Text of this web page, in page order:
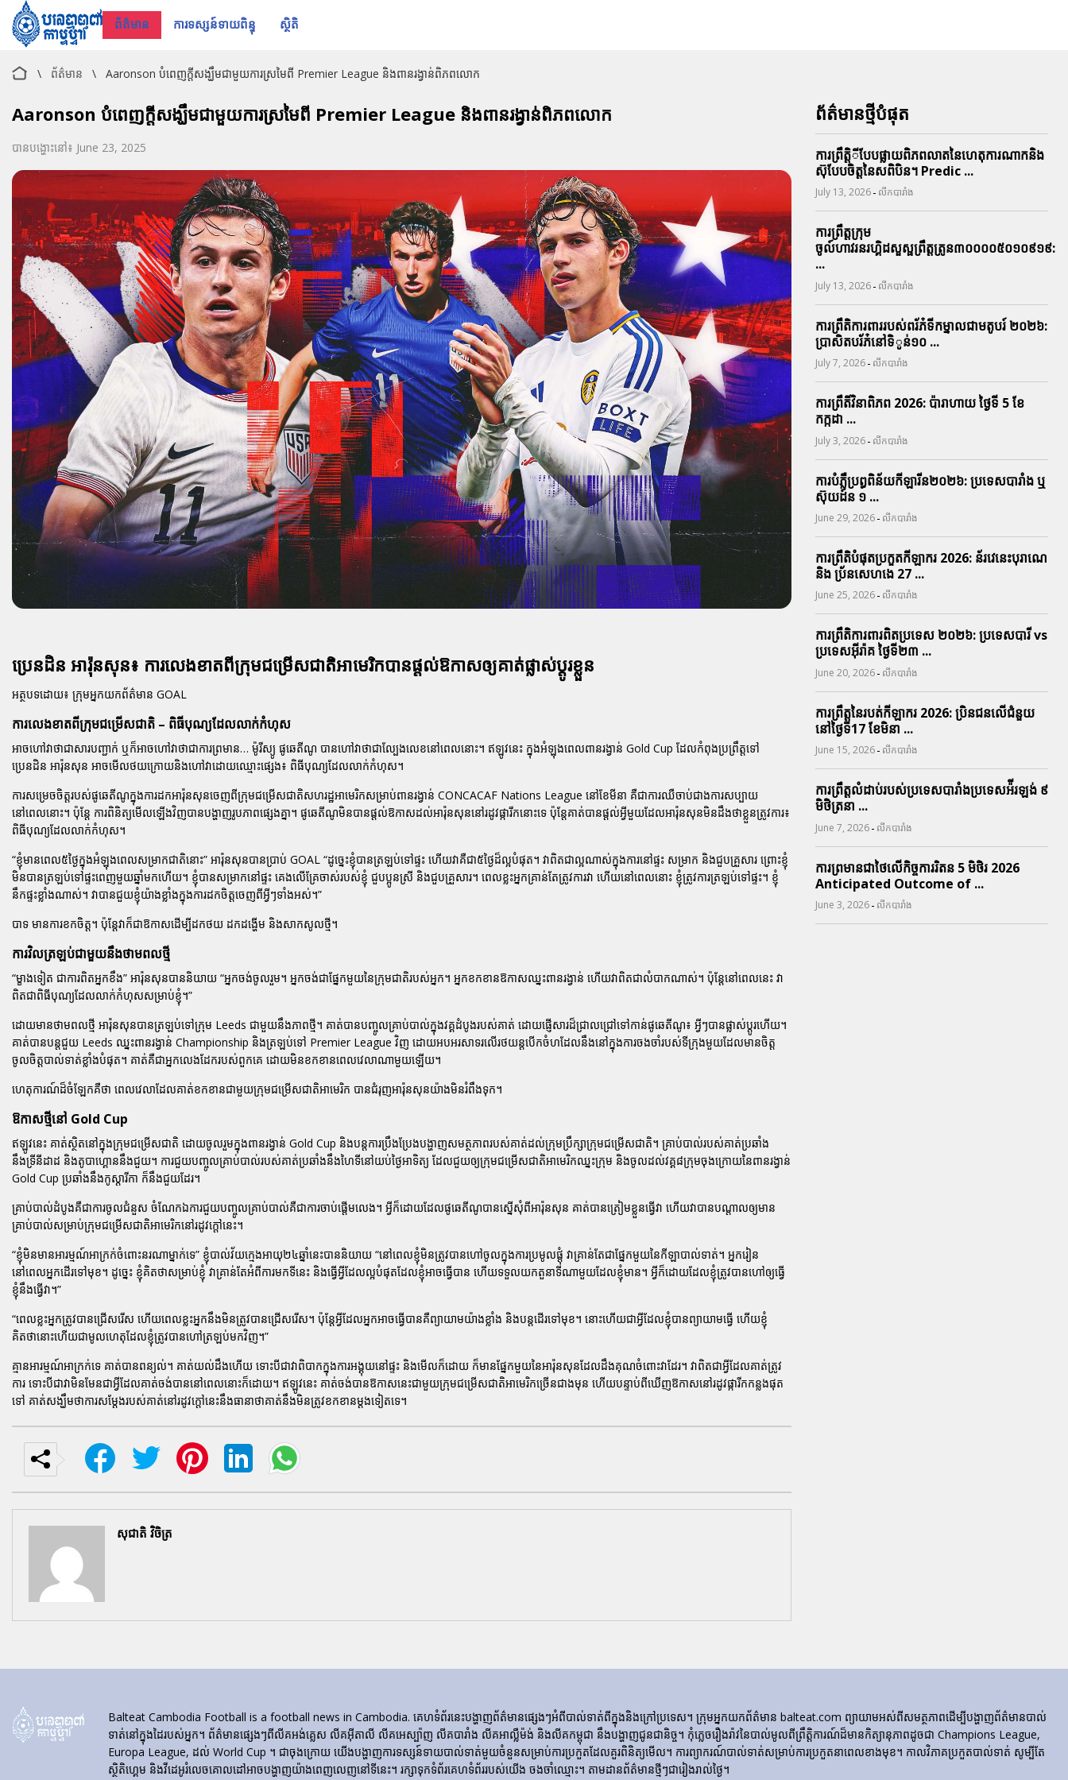
ព័ត៌មាន ការទស្សន៍ទាយពិន្ទុ ស្ថិតិ
\ ព័ត៌មាន \ Aaronson បំពេញក្តីសង្ឃឹមជាមួយការស្រមៃពី Premier League និងពានរង្វាន់ពិភពលោក
Aaronson បំពេញក្តីសង្ឃឹមជាមួយការស្រមៃពី Premier League និងពានរង្វាន់ពិភពលោក
បានបង្ហោះនៅ៖ June 23, 2025
ប្រេនដិន អារ៉ុនសុន៖ ការលេងខាតពីក្រុមជម្រើសជាតិអាមេរិកបានផ្តល់ឱកាសឲ្យគាត់ផ្លាស់ប្តូរខ្លួន
អត្ថបទដោយ៖ ក្រុមអ្នកយកព័ត៌មាន GOAL
ការលេងខាតពីក្រុមជម្រើសជាតិ – ពិធីបុណ្យដែលលាក់កំហុស
អាចហៅវាថាជាសារបញ្ជាក់ ឬក៏អាចហៅវាថាជាការព្រមាន… ម៉ូរីស្យូ ផូឆេតីណូ បានហៅវាថាជាល្បែងលេខនៅពេលនោះ។ ឥឡូវនេះ ក្នុងអំឡុងពេលពានរង្វាន់ Gold Cup ដែលកំពុងប្រព្រឹត្តទៅ
ប្រេនដិន អារ៉ុនសុន អាចមើលថយក្រោយនិងហៅវាដោយឈ្មោះផ្សេង៖ ពិធីបុណ្យដែលលាក់កំហុស។
ការសម្រេចចិត្តរបស់ផូឆេតីណូក្នុងការដកអារ៉ុនសុនចេញពីក្រុមជម្រើសជាតិសហរដ្ឋអាមេរិកសម្រាប់ពានរង្វាន់ CONCACAF Nations League នៅខែមីនា គឺជាការឈឺចាប់ជាងការសប្បាយ
នៅពេលនោះ។ ប៉ុន្តែ ការពិនិត្យមើលឡើងវិញបានបង្ហាញរូបភាពផ្សេងគ្នា។ ផូឆេតីណូមិនបានផ្តល់ឱកាសដល់អារ៉ុនសុននៅរដូវផ្ការីកនោះទេ ប៉ុន្តែគាត់បានផ្តល់អ្វីមួយដែលអារ៉ុនសុនមិនដឹងថាខ្លួនត្រូវការ៖
ពិធីបុណ្យដែលលាក់កំហុស។
“ខ្ញុំមានពេល៥ថ្ងៃក្នុងអំឡុងពេលសម្រាកជាតិនោះ” អារ៉ុនសុនបានប្រាប់ GOAL “ដូច្នេះខ្ញុំបានត្រឡប់ទៅផ្ទះ ហើយវាគឺជា៥ថ្ងៃដ៏ល្អបំផុត។ វាពិតជាល្អណាស់ក្នុងការនៅផ្ទះ សម្រាក និងជួបគ្រួសារ ព្រោះខ្ញុំ
មិនបានត្រឡប់ទៅផ្ទះពេញមួយឆ្នាំមកហើយ។ ខ្ញុំបានសម្រាកនៅផ្ទះ គេងលើគ្រែចាស់របស់ខ្ញុំ ជួបប្អូនស្រី និងជួបគ្រួសារ។ ពេលខ្លះអ្នកគ្រាន់តែត្រូវការវា ហើយនៅពេលនោះ ខ្ញុំត្រូវការត្រឡប់ទៅផ្ទះ។ ខ្ញុំ
នឹកផ្ទះខ្លាំងណាស់។ វាបានជួយខ្ញុំយ៉ាងខ្លាំងក្នុងការដកចិត្តចេញពីអ្វីៗទាំងអស់។”
បាទ មានការខកចិត្ត។ ប៉ុន្តែវាក៏ជាឱកាសដើម្បីដកថយ ដកដង្ហើម និងសាកសូលថ្មី។
ការវិលត្រឡប់ជាមួយនឹងថាមពលថ្មី
“ម្ខាងទៀត ជាការពិតអ្នកខឹង” អារ៉ុនសុនបាននិយាយ “អ្នកចង់ចូលរួម។ អ្នកចង់ជាផ្នែកមួយនៃក្រុមជាតិរបស់អ្នក។ អ្នកខកខានឱកាសឈ្នះពានរង្វាន់ ហើយវាពិតជាលំបាកណាស់។ ប៉ុន្តែនៅពេលនេះ វា
ពិតជាពិធីបុណ្យដែលលាក់កំហុសសម្រាប់ខ្ញុំ។”
ដោយមានថាមពលថ្មី អារ៉ុនសុនបានត្រឡប់ទៅក្រុម Leeds ជាមួយនឹងភាពថ្មី។ គាត់បានបញ្ចូលគ្រាប់បាល់ក្នុងវគ្គដំបូងរបស់គាត់ ដោយផ្ញើសារដ៏ជ្រាលជ្រៅទៅកាន់ផូឆេតីណូ៖ អ្វីៗបានផ្លាស់ប្តូរហើយ។
គាត់បានបន្តជួយ Leeds ឈ្នះពានរង្វាន់ Championship និងត្រឡប់ទៅ Premier League វិញ ដោយអបអរសាទរលើរថយន្តបើកចំហដែលនឹងនៅក្នុងការចងចាំរបស់ទីក្រុងមួយដែលមានចិត្ត
ចូលចិត្តបាល់ទាត់ខ្លាំងបំផុត។ គាត់គឺជាអ្នកលេងដែករបស់ពួកគេ ដោយមិនខកខានពេលវេលាណាមួយឡើយ។
ហេតុការណ៍ដ៏ចំឡែកគឺថា ពេលវេលាដែលគាត់ខកខានជាមួយក្រុមជម្រើសជាតិអាមេរិក បានជំរុញអារ៉ុនសុនយ៉ាងមិនរំពឹងទុក។
ឱកាសថ្មីនៅ Gold Cup
ឥឡូវនេះ គាត់ស្ថិតនៅក្នុងក្រុមជម្រើសជាតិ ដោយចូលរួមក្នុងពានរង្វាន់ Gold Cup និងបន្តការប្រឹងប្រែងបង្ហាញសមត្ថភាពរបស់គាត់ដល់ក្រុមប្រឹក្សាក្រុមជម្រើសជាតិ។ គ្រាប់បាល់របស់គាត់ប្រឆាំង
នឹងទ្រីនីដាដ និងតូបាហ្គោននឹងជួយ។ ការជួយបញ្ចូលគ្រាប់បាល់របស់គាត់ប្រឆាំងនឹងហៃទីនៅយប់ថ្ងៃអាទិត្យ ដែលជួយឲ្យក្រុមជម្រើសជាតិអាមេរិកឈ្នះក្រុម និងចូលដល់វគ្គ៨ក្រុមចុងក្រោយនៃពានរង្វាន់
Gold Cup ប្រឆាំងនឹងកូស្តារីកា ក៏នឹងជួយដែរ។
គ្រាប់បាល់ដំបូងគឺជាការចូលជំនួស ចំណែកឯការជួយបញ្ចូលគ្រាប់បាល់គឺជាការចាប់ផ្តើមលេង។ អ្វីក៏ដោយដែលផូឆេតីណូបានស្នើសុំពីអារ៉ុនសុន គាត់បានត្រៀមខ្លួនធ្វើវា ហើយវាបានបណ្តាលឲ្យមាន
គ្រាប់បាល់សម្រាប់ក្រុមជម្រើសជាតិអាមេរិកនៅរដូវក្តៅនេះ។
“ខ្ញុំមិនមានអារម្មណ៍អាក្រក់ចំពោះនរណាម្នាក់ទេ” ខ្ញុំបាល់វ័យក្មេងអាយុ២៤ឆ្នាំនេះបាននិយាយ “នៅពេលខ្ញុំមិនត្រូវបានហៅចូលក្នុងការប្រមូលផ្តុំ វាគ្រាន់តែជាផ្នែកមួយនៃកីឡាបាល់ទាត់។ អ្នករៀន
នៅពេលអ្នកដើរទៅមុខ។ ដូច្នេះ ខ្ញុំគិតថាសម្រាប់ខ្ញុំ វាគ្រាន់តែអំពីការមកទីនេះ និងធ្វើអ្វីដែលល្អបំផុតដែលខ្ញុំអាចធ្វើបាន ហើយទទួលយកតួនាទីណាមួយដែលខ្ញុំមាន។ អ្វីក៏ដោយដែលខ្ញុំត្រូវបានហៅឲ្យធ្វើ
ខ្ញុំនឹងធ្វើវា។”
“ពេលខ្លះអ្នកត្រូវបានជ្រើសរើស ហើយពេលខ្លះអ្នកនឹងមិនត្រូវបានជ្រើសរើស។ ប៉ុន្តែអ្វីដែលអ្នកអាចធ្វើបានគឺព្យាយាមយ៉ាងខ្លាំង និងបន្តដើរទៅមុខ។ នោះហើយជាអ្វីដែលខ្ញុំបានព្យាយាមធ្វើ ហើយខ្ញុំ
គិតថានោះហើយជាមូលហេតុដែលខ្ញុំត្រូវបានហៅត្រឡប់មកវិញ។”
គ្មានអារម្មណ៍អាក្រក់ទេ គាត់បានពន្យល់។ គាត់យល់ដឹងហើយ ទោះបីជាវាពិបាកក្នុងការអង្គុយនៅផ្ទះ និងមើលក៏ដោយ ក៏មានផ្នែកមួយនៃអារ៉ុនសុនដែលដឹងគុណចំពោះវាដែរ។ វាពិតជាអ្វីដែលគាត់ត្រូវ
ការ ទោះបីជាវាមិនមែនជាអ្វីដែលគាត់ចង់បាននៅពេលនោះក៏ដោយ។ ឥឡូវនេះ គាត់ចង់បានឱកាសនេះជាមួយក្រុមជម្រើសជាតិអាមេរិកច្រើនជាងមុន ហើយបន្ទាប់ពីឃើញឱកាសនៅរដូវផ្ការីកកន្លងផុត
ទៅ គាត់សង្ឃឹមថាការសម្តែងរបស់គាត់នៅរដូវក្តៅនេះនឹងធានាថាគាត់នឹងមិនត្រូវខកខានម្តងទៀតទេ។
សុជាតិ វិចិត្រ
ព័ត៌មានថ្មីបំផុត
ការព្រឹតិ្តីបែបផ្លាយពិភពលាតនៃហេតុការណាកនិង
ស៊ុបែបចិត្តនៃសពិបិន។ Predic ...
July 13, 2026 - លីកបារាំង
ការព្រឹត្តក្រុម
ចូល៍ហាវរនរហ្គិដសួស្ផព្រឹត្តត្រូន៣០០០០៥០១០៩១៩:
...
July 13, 2026 - លីកបារាំង
ការព្រឹតិការពាររបស់ពរ័ភ៎ទីកម្នាលជាមតូបរ៍ ២០២៦:
ប្រាសិតបរ័ភ៎នៅទិូន់១០ ...
July 7, 2026 - លីកបារាំង
ការព្រឹតិ៍វិនាពិភព 2026: ប៉ារាហាយ ថ្ងៃទី 5 ខែ
កក្កដា ...
July 3, 2026 - លីកបារាំង
ការបំភ្លឺប្រព្ធ​ពិន័យ​កីឡារីន​២០២៦: ប្រទេស​បារាំង​ ឬ​
ស៊ុយដ៍ន​ ១ ...
June 29, 2026 - លីកបារាំង
ការព្រឹតិបំផុតប្រកួតកីឡាករ 2026: ន័រវេនេះបុរាណេ
និង ប្រ័នសេហងេ 27 ...
June 25, 2026 - លីកបារាំង
ការព្រឹតិការពារ​ពិតប្រទេស ២០២៦: ប្រទេសបារី vs
ប្រទេសអ៊ីរ៉ាគ ថ្ងៃទី​២៣ ...
June 20, 2026 - លីកបារាំង
ការព្រឹត្តនៃរបត់កីឡាករ 2026: ប្រិនជនលើជំនួយ
នៅថ្ងៃទី17 ខែមិនា ...
June 15, 2026 - លីកបារាំង
ការព្រឹត្តលំដាប់របស់ប្រទេសបារាំងប្រទេសអ៉ីរឡង់ ៩
មិថិត្រនា ...
June 7, 2026 - លីកបារាំង
ការព្រមានជាថៃលើកិច្ចការរិតន 5 មិថិរ 2026
Anticipated Outcome of ...
June 3, 2026 - លីកបារាំង
Balteat Cambodia Football is a football news in Cambodia. គេហទំព័រ​នេះ​បង្ហាញ​ព័ត៌មាន​ផ្សេងៗ​អំពី​បាល់ទាត់​ពី​ក្នុង​និង​ក្រៅ​ប្រទេស។ ក្រុមអ្នកយកព័ត៌មាន balteat.com ព្យាយាមអស់ពីសមត្ថភាពដើម្បីបង្ហាញព័ត៌មានបាល់
ទាត់នៅក្នុងដៃរបស់អ្នក។ ព័ត៌មានផ្សេងៗពីលីគអង់គ្លេស លីគអ៊ីតាលី លីគអេស្ប៉ាញ លីគបារាំង លីគអាល្លឺម៉ង់ និងលីគកម្ពុជា នឹងបង្ហាញជូនជានិច្ច។ កុំភ្លេចរឿងរ៉ាវនៃបាល់មូលពីព្រឹត្តិការណ៍ដ៏មានកិត្យានុភាពដូចជា Champions League,
Europa League, ដល់ World Cup ។ ជាចុងក្រោយ យើងបង្ហាញការទស្សន៍ទាយបាល់ទាត់មួយចំនួនសម្រាប់ការប្រកួតដែលគួរពិនិត្យមើល។ ការព្យាករណ៍បាល់ទាត់សម្រាប់ការប្រកួតនាពេលខាងមុខ។ កាលវិភាគប្រកួតបាល់ទាត់ សូម្បីតែ
ស្ថិតិហ្គេម និងវីដេអូរំលេចគោលដៅអាចបង្ហាញយ៉ាងពេញលេញនៅទីនេះ។ រក្សាទុកទំព័រគេហទំព័ររបស់យើង ចងចាំឈ្មោះ។ តាមដានព័ត៌មានថ្មីៗជារៀងរាល់ថ្ងៃ។